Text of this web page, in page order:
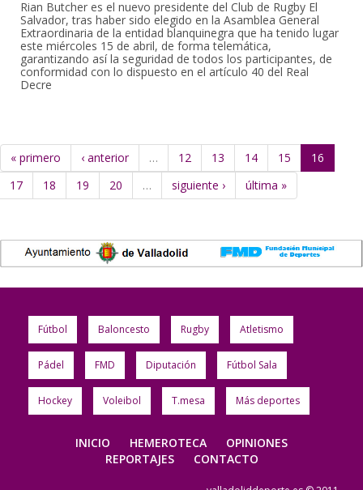
Rian Butcher es el nuevo presidente del Club de Rugby El
Salvador, tras haber sido elegido en la Asamblea General
Extraordinaria de la entidad blanquinegra que ha tenido lugar
este miércoles 15 de abril, de forma telemática,
garantizando así la seguridad de todos los participantes, de
conformidad con lo dispuesto en el artículo 40 del Real
Decre
« primero ‹ anterior … 12 13 14 15
16
17
18 19 20 … siguiente › última »
Fútbol Baloncesto Rugby Atletismo
Pádel FMD Diputación Fútbol Sala
Hockey Voleibol T.mesa Más deportes
INICIO HEMEROTECA
OPINIONES
REPORTAJES
CONTACTO